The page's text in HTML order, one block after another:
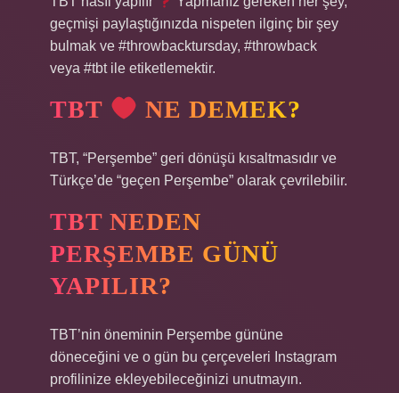
geçmişi paylaştığınızda nispeten ilginç bir şey
bulmak ve #throwbacktursday, #throwback
veya #tbt ile etiketlemektir.
TBT NE DEMEK?
TBT, “Perşembe” geri dönüşü kısaltmasıdır ve
Türkçe’de “geçen Perşembe” olarak çevrilebilir.
TBT NEDEN
PERŞEMBE GÜNÜ
YAPILIR?
TBT’nin öneminin Perşembe gününe
döneceğini ve o gün bu çerçeveleri Instagram
profilinize ekleyebileceğinizi unutmayın.